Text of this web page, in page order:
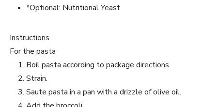
*Optional: Nutritional Yeast
Instructions
For the pasta
Boil pasta according to package directions.
Strain.
Saute pasta in a pan with a drizzle of olive oil.